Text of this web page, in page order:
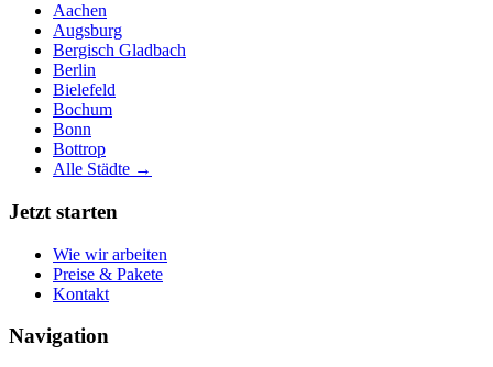
Aachen
Augsburg
Bergisch Gladbach
Berlin
Bielefeld
Bochum
Bonn
Bottrop
Alle Städte →
Jetzt starten
Wie wir arbeiten
Preise & Pakete
Kontakt
Navigation